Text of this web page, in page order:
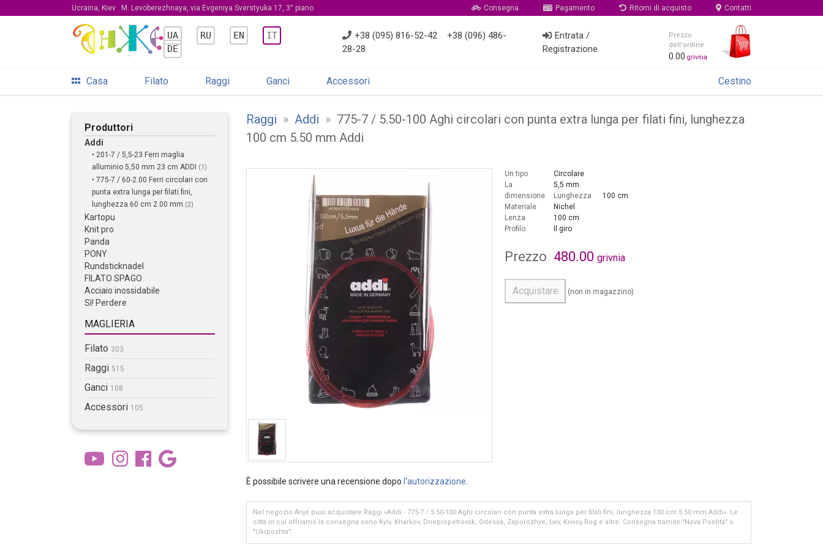
Ucraina, Kiev M. Levoberezhnaya, via Evgeniya Sverstyuka 17, 3° piano Consegna Pagamento Ritorni di acquisto Contatti
UA RU EN
IT
DE
+38 (095) 816-52-42
+38 (096) 486-
28-28
Entrata /
Registrazione
Prezzo
dell'ordine
0.00 grivnia
Casa Filato Raggi Ganci Accessori Cestino
Produttori
Addi
• 201-7 / 5,5-23 Ferri maglia
alluminio 5,50 mm 23 cm ADDI
(1)
• 775-7 / 60-2.00 Ferri circolari con
punta extra lunga per filati fini,
lunghezza 60 cm 2.00 mm (2)
Kartopu
Knit pro
Panda
PONY
Rundsticknadel
FILATO SPAGO
Acciaio inossidabile
Sì! Perdere
MAGLIERIA
Filato 303
Raggi 515
Ganci 108
Accessori 105
Raggi » Addi » 775-7 / 5.50-100 Aghi circolari con punta extra lunga per filati fini, lunghezza
100 cm 5.50 mm Addi
Un tipo
Circolare
La
dimensione
5,5 mm
Lunghezza
100 cm
Materiale
Nichel
Lenza
100 cm
Profilo
Il giro
Prezzo 480.00 grivnia
Acquistare (non in magazzino)
È possibile scrivere una recensione dopo l'autorizzazione
Nel negozio Anje puoi acquistare Raggi «Addi - 775-7 / 5.50-100 Aghi circolari con punta extra lunga per filati fini, lunghezza 100 cm 5.50 mm Addi». Le
città in cui offriamo la consegna sono Kyiv, Kharkov, Dnepropetrovsk, Odessa, Zaporozhye, Lviv, Krivoy Rog e altre. Consegna tramite "Nova Poshta" o
"Ukrposhta".